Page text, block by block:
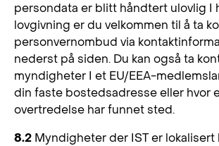
persondata er blitt håndtert ulovlig I
lovgivning er du velkommen til å ta
personvernombud via
nederst på siden. Du kan også ta
myndigheter I et EU/EEA-
din faste bostedsadresse eller hvor
overtredelse har funnet sted.
8.2 Myndigheter der IST er lokalisert